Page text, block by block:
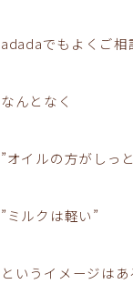
adadaでもよくご相
なんとなく
”オイルの方がしっ
”ミルクは軽い”
というイメージはあ